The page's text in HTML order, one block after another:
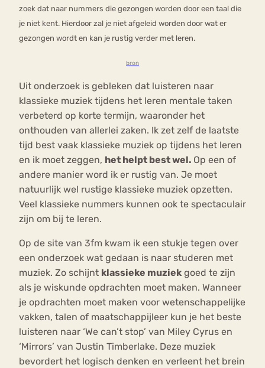
zoek dat naar nummers die gezongen worden door een taal die
je niet kent. Hierdoor zal je niet afgeleid worden door wat er
gezongen wordt en kan je rustig verder met leren.
bron
Uit onderzoek is gebleken dat luisteren naar
klassieke muziek tijdens het leren mentale taken
verbeterd op korte termijn, waaronder het
onthouden van allerlei zaken. Ik zet zelf de laatste
tijd best vaak klassieke muziek op tijdens het leren
en ik moet zeggen, het helpt best wel. Op een of
andere manier word ik er rustig van. Je moet
natuurlijk wel rustige klassieke muziek opzetten.
Veel klassieke nummers kunnen ook te spectaculair
zijn om bij te leren.
Op de site van 3fm kwam ik een stukje tegen over
een onderzoek wat gedaan is naar studeren met
muziek. Zo schijnt klassieke muziek goed te zijn
als je wiskunde opdrachten moet maken. Wanneer
je opdrachten moet maken voor wetenschappelijke
vakken, talen of maatschappijleer kun je het beste
luisteren naar ‘We can’t stop’ van Miley Cyrus en
‘Mirrors’ van Justin Timberlake. Deze muziek
bevordert het logisch denken en verleent het brein